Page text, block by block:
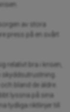
av stora
press på en svårt
relativt bra i krisen,
bland de äldre.
lyssna på sina
tydliga riktlinjer till